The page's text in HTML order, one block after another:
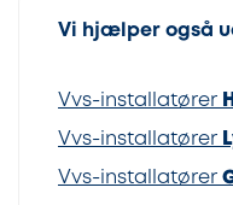
Vi hjælper også
Vvs-installatører
Vvs-installatører
Vvs-installatører